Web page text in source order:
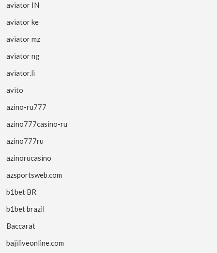
aviator IN
aviator ke
aviator mz
aviator ng
aviator.li
avito
azino-ru777
azino777casino-ru
azino777ru
azinorucasino
azsportsweb.com
b1bet BR
b1bet brazil
Baccarat
bajiliveonline.com